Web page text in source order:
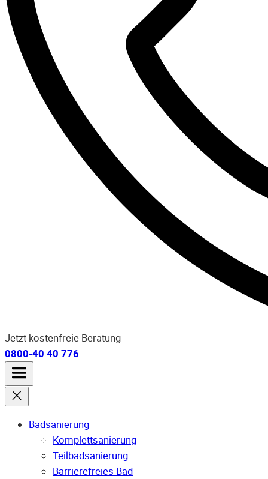
Jetzt kostenfreie Beratung
0800-40 40 776
Badsanierung
Komplettsanierung
Teilbadsanierung
Barrierefreies Bad